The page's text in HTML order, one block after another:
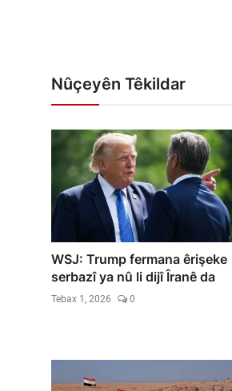
Nûçeyên Têkildar
WSJ: Trump fermana êrişeke
serbazî ya nû li dijî Îranê da
Tebax 1, 2026 0